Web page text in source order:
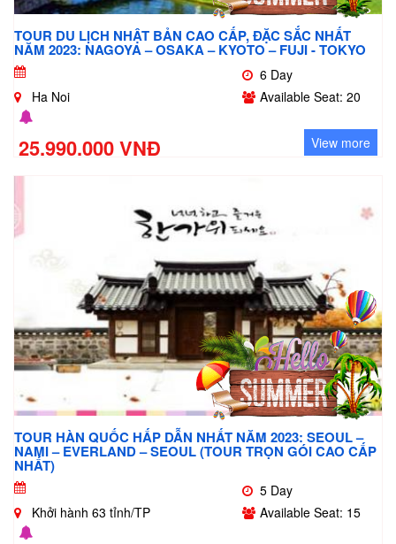
TOUR DU LỊCH NHẬT BẢN CAO CẤP, ĐẶC SẮC NHẤT
NĂM 2023: NAGOYA – OSAKA – KYOTO – FUJI - TOKYO
6 Day
Ha Noi
Available Seat: 20
25.990.000 VNĐ View more
TOUR HÀN QUỐC HẤP DẪN NHẤT NĂM 2023: SEOUL –
NAMI – EVERLAND – SEOUL (TOUR TRỌN GÓI CAO CẤP
NHẤT)
5 Day
Khởi hành 63 tỉnh/TP
Available Seat: 15